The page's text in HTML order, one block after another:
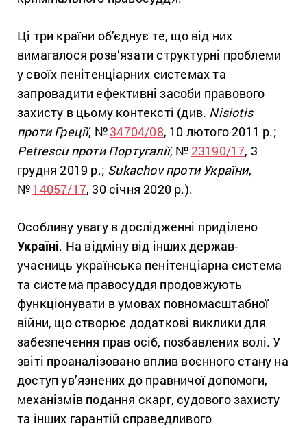
Ці три країни об’єднує те, що від них
вимагалося розв’язати структурні проблеми
у своїх пенітенціарних системах та
запровадити ефективні засоби правового
захисту в цьому контексті (див. Nisiotis
проти Греції, №34704/08, 10 лютого 2011 р.;
Petrescu проти Португалії, № 23190/17, 3
грудня 2019 р.; Sukachov проти України,
№14057/17, 30 січня 2020 р.).
Особливу увагу в дослідженні приділено
Україні. На відміну від інших держав-
учасниць українська пенітенціарна система
та система правосуддя продовжують
функціонувати в умовах повномасштабної
війни, що створює додаткові виклики для
забезпечення прав осіб, позбавлених волі. У
звіті проаналізовано вплив воєнного стану на
доступ ув’язнених до правничої допомоги,
механізмів подання скарг, судового захисту
та інших гарантій справедливого